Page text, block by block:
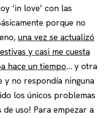
‘in love’ con las
porque no
una vez se actualizó
y casi me cuesta
hace un tiempo… y otra
no respondía ninguna
los únicos problemas
de uso! Para empezar a